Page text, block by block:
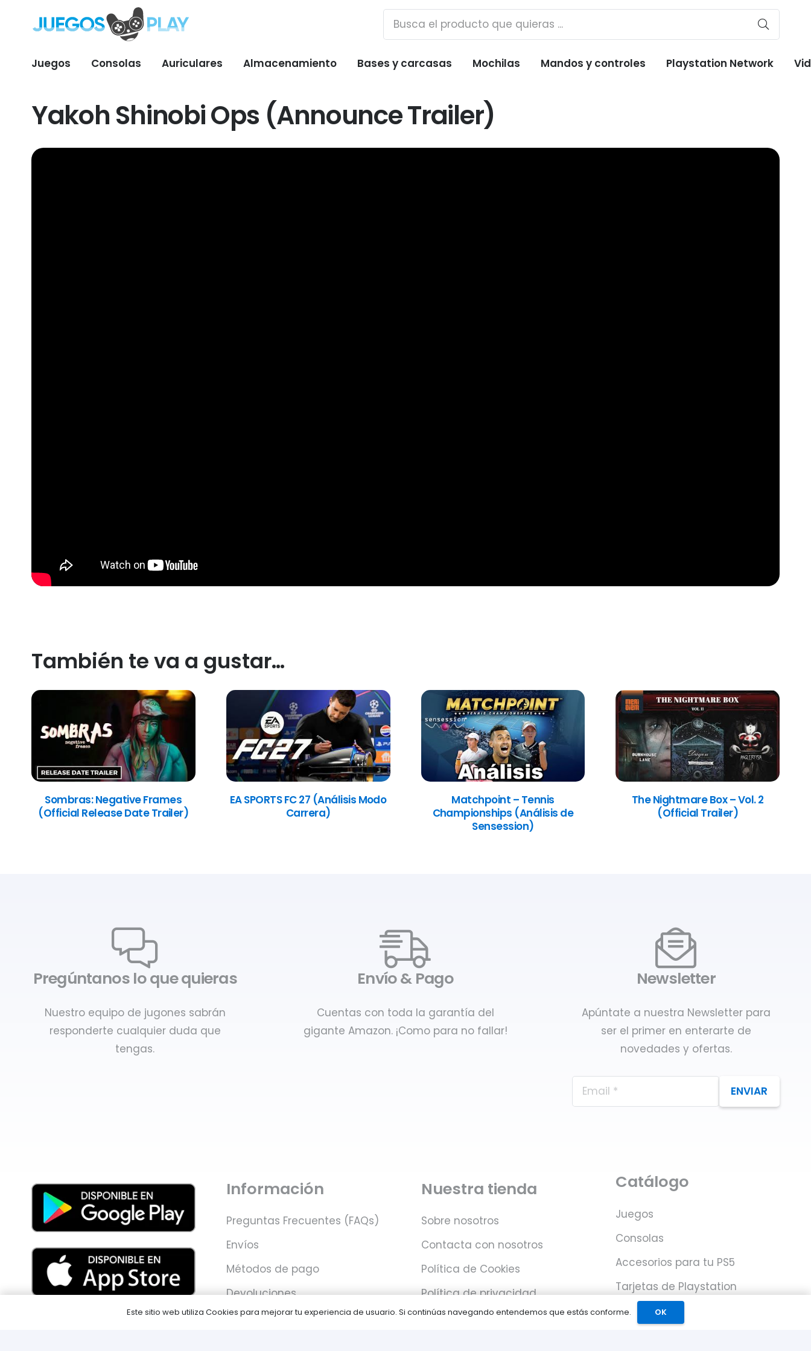
Juegos Consolas Auriculares Almacenamiento Bases y carcasas Mochilas Mandos y controles Playstation Network
Yakoh Shinobi Ops (Announce Trailer)
También te va a gustar…
Sombras: Negative Frames
(Official Release Date Trailer)
EA SPORTS FC 27 (Análisis Modo
Carrera)
Matchpoint – Tennis
Championships (Análisis de
Sensession)
The Nightmare Box – Vol. 2
(Official Trailer)
Pregúntanos lo que quieras
Nuestro equipo de jugones sabrán
responderte cualquier duda que
tengas.
Envío & Pago
Cuentas con toda la garantía del
gigante Amazon. ¡Como para no fallar!
Newsletter
Apúntate a nuestra Newsletter para
ser el primer en enterarte de
novedades y ofertas.
ENVIAR
Información
Preguntas Frecuentes (FAQs)
Envíos
Métodos de pago
Devoluciones
Nuestra tienda
Sobre nosotros
Contacta con nosotros
Política de Cookies
Política de privacidad
Catálogo
Juegos
Consolas
Accesorios para tu PS5
Tarjetas de Playstation
Network
Este sitio web utiliza Cookies para mejorar tu experiencia de usuario. Si continúas navegando entendemos que estás conforme. OK